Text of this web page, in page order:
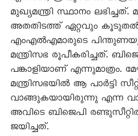
മുഖ്യമന്ത്രി സ്ഥാനം ലഭിച്ചത്.
അതതിടത്ത് ഏറ്റവും
എംഎല്‍എമാരുടെ
മന്ത്രിസഭ രൂപീകരിച്ചത്.
പങ്കാളിയാണ് എന്നുമാത്രം.
മന്ത്രിസഭയില്‍ ആ പാര്‍ട്ടി
വാങ്ങുകയായിരുന്നു എന്ന
അവിടെ ബിജെപി
ജയിച്ചത്.